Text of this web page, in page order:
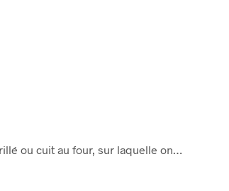
ou cuit au four, sur laquelle on…